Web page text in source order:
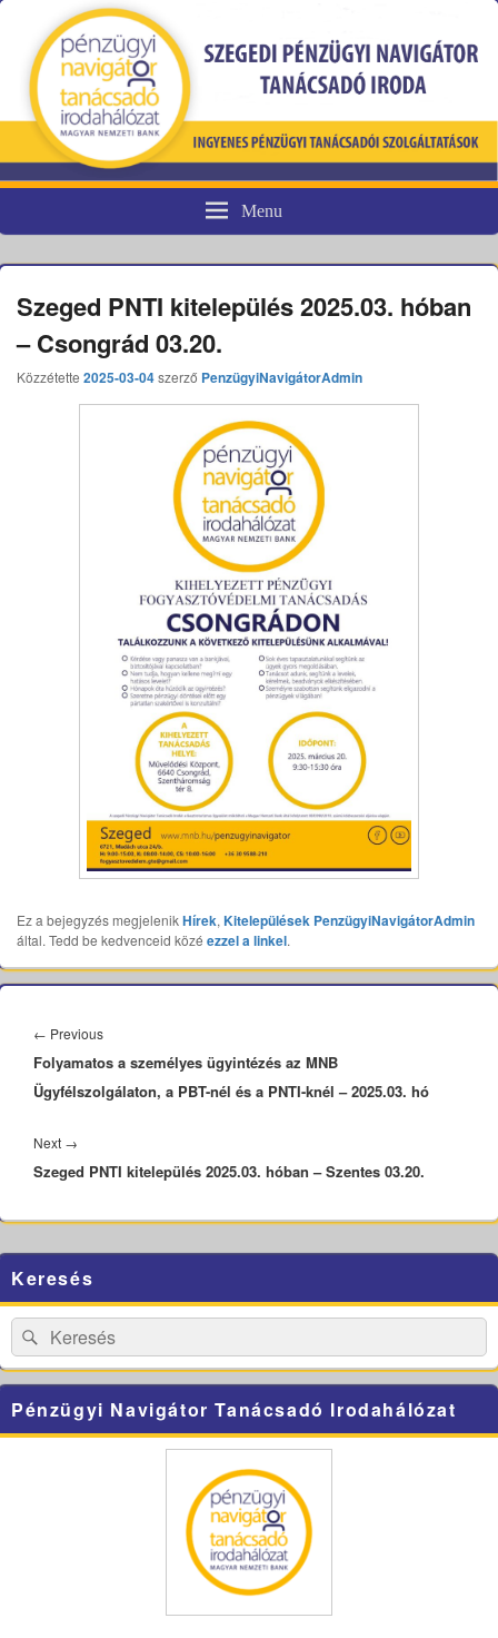
Pénzügyi fogyasztóvédelem
Menu
Szeged PNTI kitelepülés 2025.03. hóban
– Csongrád 03.20.
Közzétette 2025-03-04szerző PenzügyiNavigátorAdmin
Ez a bejegyzés megjelenikHírek, Kitelepülések PenzügyiNavigátorAdmin
által. Tedd be kedvenceid közé ezzel a linkel.
navigáció
← PreviousPrevious
post:
Folyamatos a személyes ügyintézés az MNB
Ügyfélszolgálaton, a PBT-nél és a PNTI-knél – 2025.03. hó
Next →
post:
Szeged PNTI kitelepülés 2025.03. hóban – Szentes 03.20.
Sidebar
Widget
Area
Keresés
Search
for:
Search
Pénzügyi Navigátor Tanácsadó Irodahálózat